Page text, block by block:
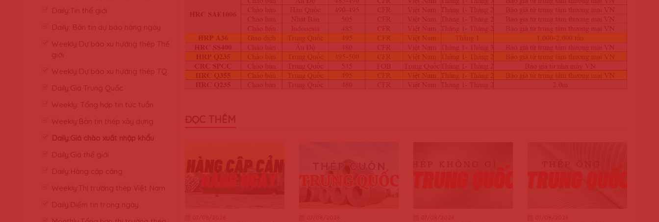
Daily:Tin thế giới
Daily: Bản tin dự báo hàng ngày
Weekly:Dự báo xu hướng thép Thế
giới
Weekly:Dự báo xu hướng thép TQ
Daily:Giá Trung Quốc
Weekly: Tổng hợp tin tức tuần
Weekly:Bản tin thép xây dựng
Daily:Giá chào xuất nhập khẩu
Daily:Giá thế giới
Daily:Hàng cập cảng
Weekly:Thị trường thép Việt Nam
Daily:Điểm tin trong ngày
07/08/2026 07/08/2026 07/08/2026 07/08/2026